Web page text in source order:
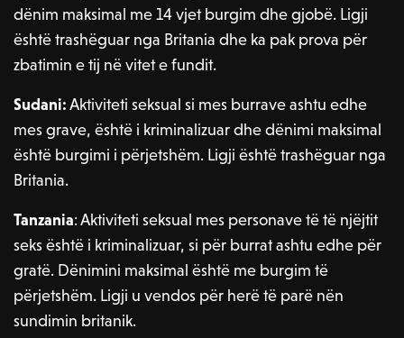
dënim maksimal me 14 vjet burgim dhe gjobë. Ligji
është trashëguar nga Britania dhe ka pak prova për
zbatimin e tij në vitet e fundit.
Sudani:Aktiviteti seksual si mes burrave ashtu edhe
mes grave, është i kriminalizuar dhe dënimi maksimal
është burgimi i përjetshëm. Ligji është trashëguar nga
Britania.
Tanzania: Aktiviteti seksual mes personave të të njëjtit
seks është i kriminalizuar, si për burrat ashtu edhe për
gratë. Dënimini maksimal është me burgim të
përjetshëm. Ligji u vendos për herë të parë nën
sundimin britanik.